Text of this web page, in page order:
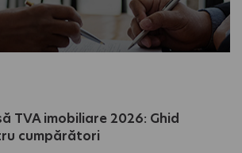
TVA imobiliare 2026: Ghid
cumpărători